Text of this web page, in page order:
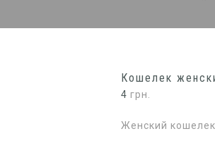
Кошелек
4 грн.
Женский